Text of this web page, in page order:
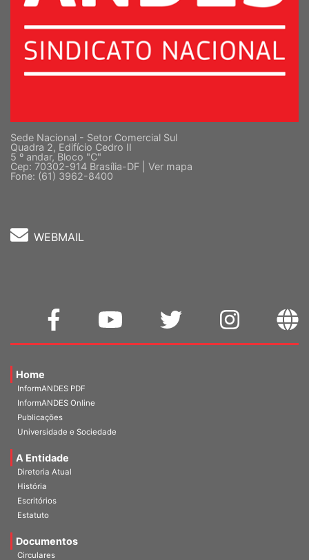
Sede Nacional - Setor Comercial Sul
Quadra 2, Edifício Cedro II
5 º andar, Bloco "C"
Cep: 70302-914 Brasília-DF | Ver mapa
Fone: (61) 3962-8400
WEBMAIL
Home
InformANDES PDF
InformANDES Online
Publicações
Universidade e Sociedade
A Entidade
Diretoria Atual
História
Escritórios
Estatuto
Documentos
Circulares